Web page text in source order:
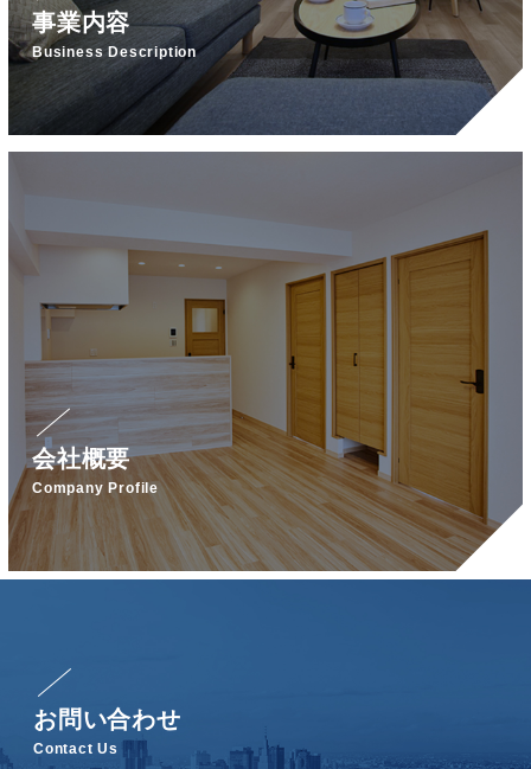
事業内容
Business Description
会社概要
Company Profile
お問い合わせ
Contact Us